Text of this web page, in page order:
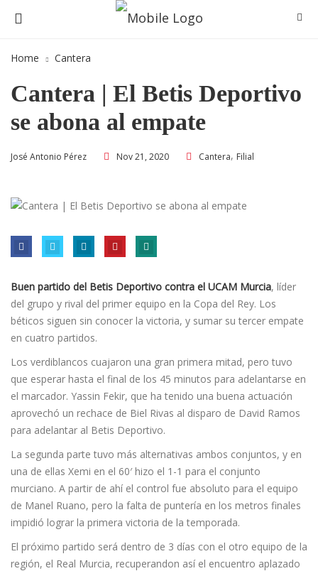
Home Cantera
Cantera | El Betis Deportivo
se abona al empate
José Antonio Pérez Nov 21, 2020 Cantera, Filial
Buen partido del Betis Deportivo contra el UCAM Murcia, líder
del grupo y rival del primer equipo en la Copa del Rey. Los
béticos siguen sin conocer la victoria, y sumar su tercer empate
en cuatro partidos.
Los verdiblancos cuajaron una gran primera mitad, pero tuvo
que esperar hasta el final de los 45 minutos para adelantarse en
el marcador. Yassin Fekir, que ha tenido una buena actuación
aprovechó un rechace de Biel Rivas al disparo de David Ramos
para adelantar al Betis Deportivo.
La segunda parte tuvo más alternativas ambos conjuntos, y en
una de ellas Xemi en el 60′ hizo el 1-1 para el conjunto
murciano. A partir de ahí el control fue absoluto para el equipo
de Manel Ruano, pero la falta de puntería en los metros finales
impidió lograr la primera victoria de la temporada.
El próximo partido será dentro de 3 días con el otro equipo de la
región, el Real Murcia, recuperandon así el encuentro aplazado